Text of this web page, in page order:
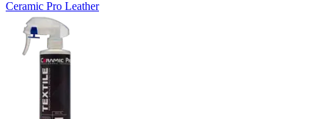
Ceramic Pro Leather